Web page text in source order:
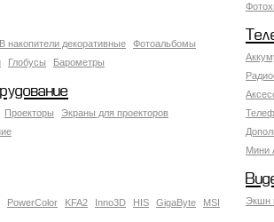
накопители декоративные
Фотоальбомы
Глобусы Барометры
Мини
Проекторы
Экраны для проекторов
Экшн
PowerColor KFA2 Inno3D HIS GigaByte
MSI